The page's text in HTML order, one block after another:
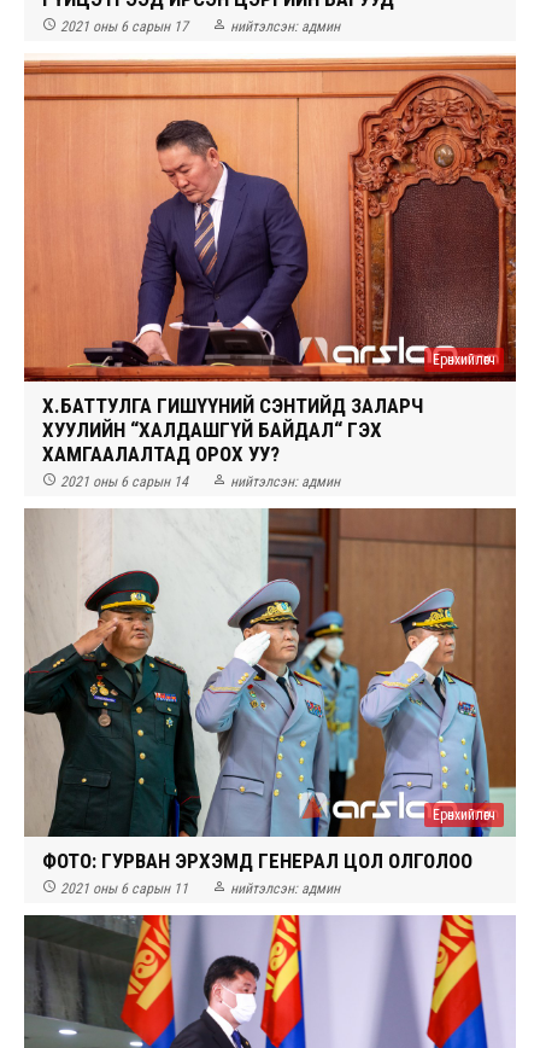
 2021 оны 6 сарын 17  нийтэлсэн: админ
Ерөнхийлөгч
Х.БАТТУЛГА ГИШҮҮНИЙ СЭНТИЙД ЗАЛАРЧ
ХУУЛИЙН “ХАЛДАШГҮЙ БАЙДАЛ“ ГЭХ
ХАМГААЛАЛТАД ОРОХ УУ?
 2021 оны 6 сарын 14  нийтэлсэн: админ
Ерөнхийлөгч
ФОТО: ГУРВАН ЭРХЭМД ГЕНЕРАЛ ЦОЛ ОЛГОЛОО
 2021 оны 6 сарын 11  нийтэлсэн: админ